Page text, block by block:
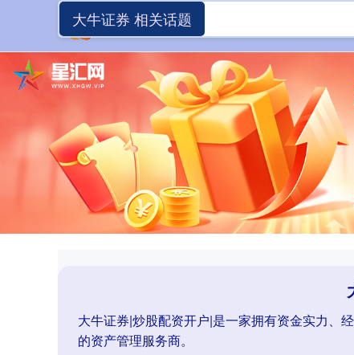
大牛证券|炒股配资开户|是一家拥有资金实力、
的资产管理服务商。
大牛证券 相关话题